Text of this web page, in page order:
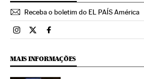
Receba o boletim do EL PAÍS América
Brasil El País Brasil en Instagram
Brasil El País Brasil en Twitter
Brasil El País Brasil en
MAIS INFORMAÇÕES